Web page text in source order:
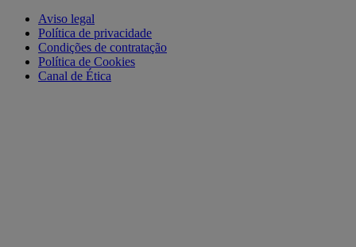
Aviso legal
Política de privacidade
Condições de contratação
Política de Cookies
Canal de Ética